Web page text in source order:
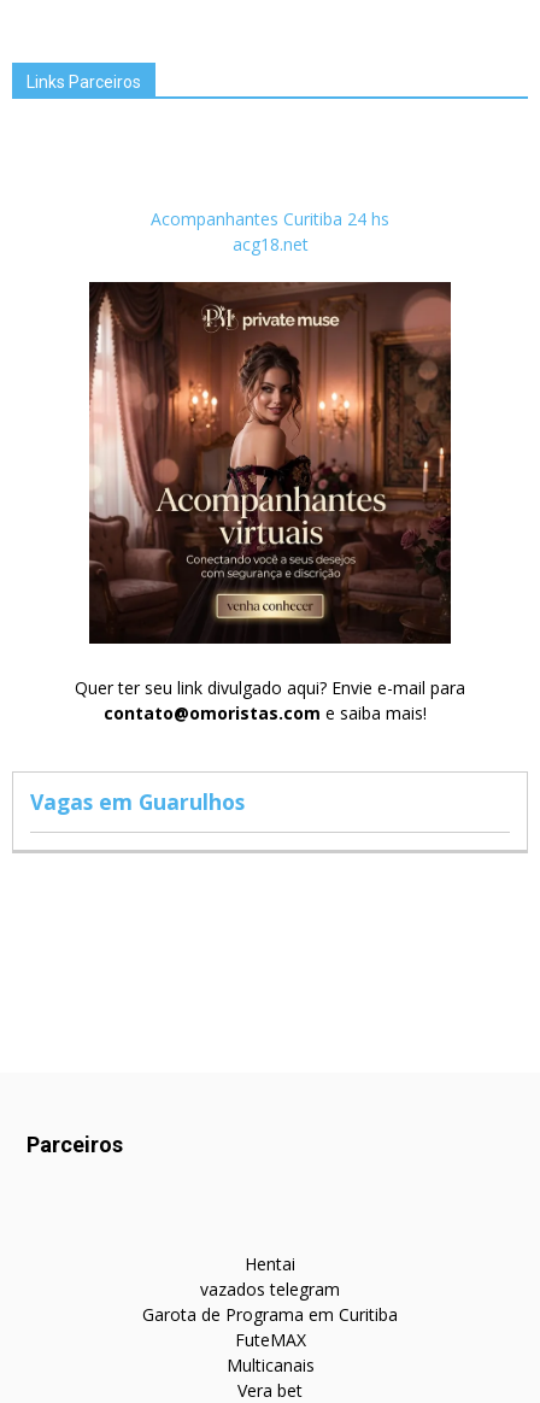
Links Parceiros
Acompanhantes Curitiba 24 hs
acg18.net
Quer ter seu link divulgado aqui? Envie e-mail para
contato@omoristas.com e saiba mais!
Vagas em Guarulhos
Parceiros
Hentai
vazados telegram
Garota de Programa em Curitiba
FuteMAX
Multicanais
Vera bet